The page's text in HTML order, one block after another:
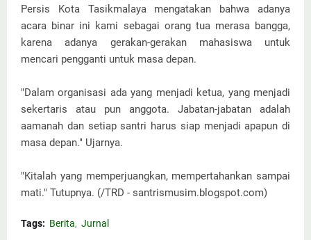
Persis Kota Tasikmalaya mengatakan bahwa adanya
acara binar ini kami sebagai orang tua merasa bangga,
karena adanya gerakan-gerakan mahasiswa untuk
mencari pengganti untuk masa depan.
"Dalam organisasi ada yang menjadi ketua, yang menjadi
sekertaris atau pun anggota. Jabatan-jabatan adalah
aamanah dan setiap santri harus siap menjadi apapun di
masa depan." Ujarnya.
"Kitalah yang memperjuangkan, mempertahankan sampai
mati." Tutupnya. (/TRD - santrismusim.blogspot.com)
Tags: Berita Jurnal